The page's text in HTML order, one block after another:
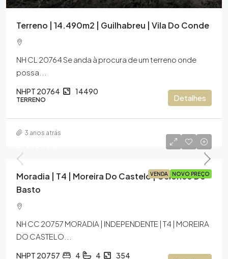
Terreno | 14.490m2 | Guilhabreu | Vila Do Conde
NH CL 20764 Se anda à procura de um terreno onde
possa...
NHPT 20764 14490
TERRENO Detalhes
3 anos atrás
VENDA NOVO PREÇO
Moradia | T4 | Moreira Do Castelo | Celorico De
Basto
NH CC 20757 MORADIA | INDEPENDENTE | T4 | MOREIRA
DO CASTELO...
NHPT 20757 4 4 354